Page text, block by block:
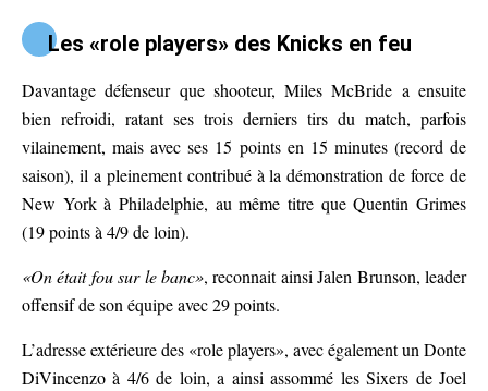
Les «role players» des Knicks en feu
Davantage défenseur que shooteur, Miles McBride a ensuite
bien refroidi, ratant ses trois derniers tirs du match, parfois
vilainement, mais avec ses 15 points en 15 minutes (record de
saison), il a pleinement contribué à la démonstration de force de
New York à Philadelphie, au même titre que Quentin Grimes
(19 points à 4/9 de loin).
«On était fou sur le banc», reconnait ainsi Jalen Brunson, leader
offensif de son équipe avec 29 points.
L’adresse extérieure des «role players», avec également un Donte
DiVincenzo à 4/6 de loin, a ainsi assommé les Sixers de Joel